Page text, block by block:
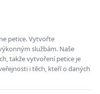
petice. Vytvořte
službám. Naše
takže vytvoření petice je
i těch, kteří o daných